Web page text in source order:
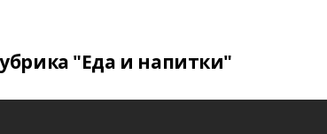
"Еда и напитки"